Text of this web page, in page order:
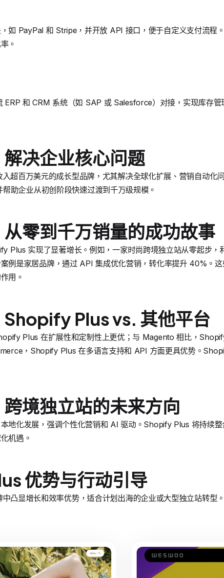
如 PayPal 和 Stripe，并开放 API 接口，便于自定义支付流程
。
和 CRM 系统（如 SAP 或 Salesforce）对接，实现库存管
决企业核心问题
超百万美元的成长型品牌，尤其解决全球化扩展、营销自动化
助企业从初创阶段快速过渡到千万级规模。
零到千万销量的成功故事
Plus 实现了显著增长。例如，一家时尚跨境独立站从零起步，
例是家居品牌，通过 API 集成优化营销，转化率提升 40%。
用。
Shopify Plus vs. 其他平台
Plus 在扩展性和定制性上更优；与 Magento 相比，
，Shopify Plus 在多语言支持和 API 方面更具优势。
境独立站的未来方向
地化发展，强调个性化营销和 AI 驱动。Shopify Plus 将持续
机遇。
优势与行动引导
凸显增长和效率优势，适合计划出海的企业或大型独立站转型